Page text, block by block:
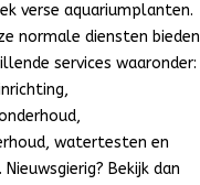
verse aquariumplanten.
normale diensten bieden
services waaronder:
watertesten en
Nieuwsgierig? Bekijk dan